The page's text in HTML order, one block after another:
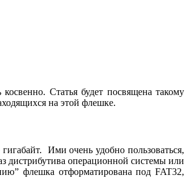
Статья будет посвящена такому
на этой флешке.
Ими очень удобно пользоваться,
дистрибутива операционной системы или
флешка отформатирована под FAT32,